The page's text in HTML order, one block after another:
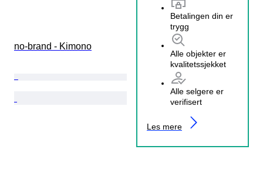
Betalingen din er
trygg
Alle objekter er
kvalitetssjekket
Alle selgere er
verifisert
Les mere
no-brand - Kimono